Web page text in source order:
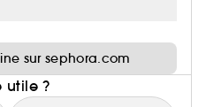
sur sephora.com
utile ?